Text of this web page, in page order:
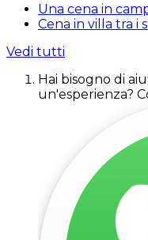
Una cena in
Cena in villa tra i
Vedi tutti
Hai bisogno di
un'esperienza?